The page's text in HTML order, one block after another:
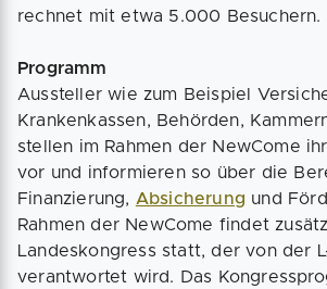
rechnet mit etwa 5.000 Besuchern.
Programm
Aussteller wie zum Beispiel
Krankenkassen, Behörden,
stellen im Rahmen der NewCome
vor und informieren so über die
Finanzierung, Absicherung und
Rahmen der NewCome findet
Landeskongress statt, der von der
verantwortet wird. Das